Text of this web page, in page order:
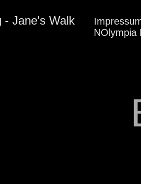
- Jane's Walk
NOlympia